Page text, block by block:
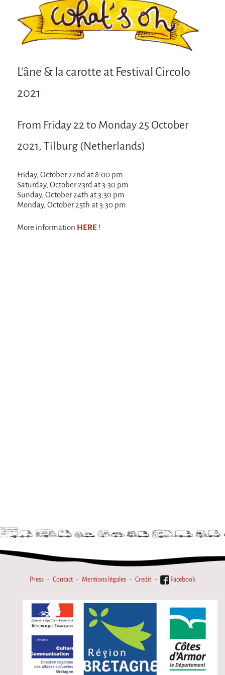
Attraction Capillaire
BLANC
Courbatures
Muscle Pain
La Brise de la Pastille
L'âne & la carotte
Les maîtres du désordre
L'essaim - participative project surrounding
La Brise de la Pastille
Sans-culotte
Sans-culotte
Espèce d'idiot
Territorial projects
On-site projects
Générations Cirque
La Première Fois - The First Time
Implantations au Relecq Kerhuon
Dédoublez-moi
Mobile projects
Cycling tour
L'âne & la carotte at Festival Circolo
2021
From Friday 22 to Monday 25 October
2021, Tilburg (Netherlands)
Friday, October 22nd at 8:00 pm
Saturday, October 23rd at 3:30 pm
Sunday, October 24th at 3:30 pm
Monday, October 25th at 3:30 pm
More information HERE !
Press Contact Mentions légales Credit Facebook